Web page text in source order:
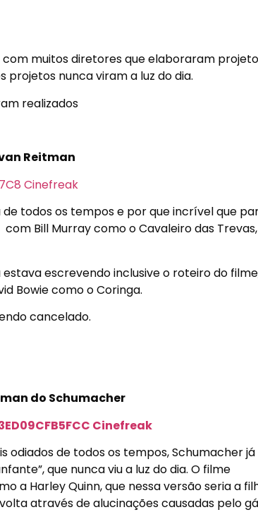
com muitos diretores que elaboraram
projetos nunca viram a luz do dia.
realizados
Reitman
todos os tempos e por que incrível que
com Bill Murray como o Cavaleiro das Trevas,
escrevendo inclusive o roteiro do
Bowie como o Coringa.
cancelado.
do Schumacher
odiados de todos os tempos, Schumacher já
que nunca viu a luz do dia. O filme
a Harley Quinn, que nessa versão seria a
através de alucinações causadas pelo